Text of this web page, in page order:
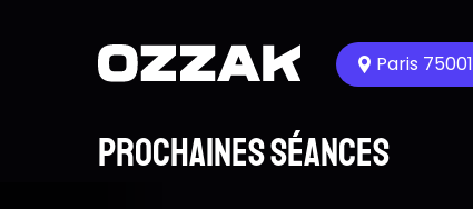
Paris 75001
Prochaines séances